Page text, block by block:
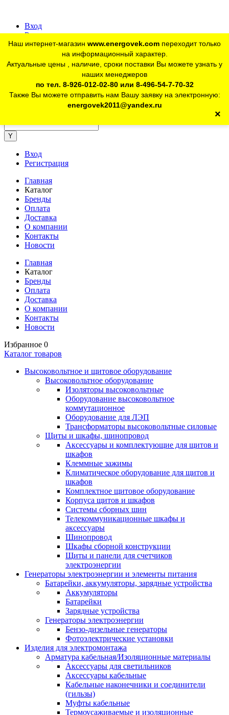
Вход
Регистрация
Для юр. лиц:+7 (926) 012-02-80
telegram Розничный магазин:+7 (925) 902-46-10
Наш интернет-магазин www.energovek.com переходит только
на информационный характер.
Актуальные цены , наличие, сроки поставки Вы можете узнать у
наших менеджеров
по тел. 8-926-012-02-80 или 8-496-54-7-70-32
Также Вы можете отправить нам Вашу заявку на электронную:
energovek2011@yandex.ru
×
Вход
Регистрация
Главная
Каталог
Бренды
Оплата
Доставка
О компании
Контакты
Новости
Главная
Каталог
Бренды
Оплата
Доставка
О компании
Контакты
Новости
Избранное 0
Каталог товаров
Высоковольтное и щитовое оборудование
Высоковольтное оборудование
Изоляторы высоковольтные
Оборудование высоковольтное
коммутационное
Оборудование для ЛЭП
Трансформаторы высоковольтные силовые
Щиты и шкафы, шинопровод
Аксессуары и комплектующие для щитов и
шкафов
Клеммные зажимы
Климатическое оборудование для щитов и
шкафов
Комплектное щитовое оборудование
Корпуса щитов и шкафов
Системы сборных шин
Телекоммуникационные шкафы и
аксессуары
Шинопровод
Шкафы сборной конструкции
Щиты и панели для счетчиков
электроэнергии
Генераторы электроэнергии и элементы питания
Батарейки, аккумуляторы, зарядные устройства
Аккумуляторы
Батарейки
Зарядные устройства
Генераторы электроэнергии
Бензо-дизельные генераторы
Фотоэлектрические установки
Изделия для электромонтажа
Арматура кабельная/Изоляционные материалы
Аксессуары для светильников
Аксессуары кабельные
Кабельные наконечники и соединители
(гильзы)
Муфты кабельные
Термоусаживаемые и изоляционные